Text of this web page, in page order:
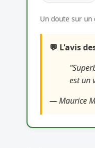
Un doute sur
💬 L'avis
est un
— Maurice